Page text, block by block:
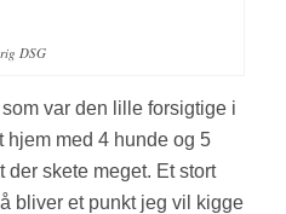
DSG
var den lille forsigtige i
hjem med 4 hunde og 5
der skete meget. Et stort
bliver et punkt jeg vil kigge